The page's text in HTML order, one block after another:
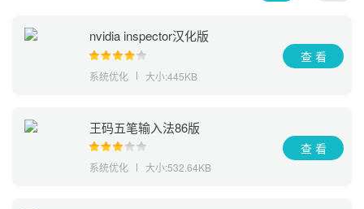
nvidia inspector汉化版
系统优化 大小:445KB
查 看
王码五笔输入法86版
系统优化 大小:532.64KB
查 看